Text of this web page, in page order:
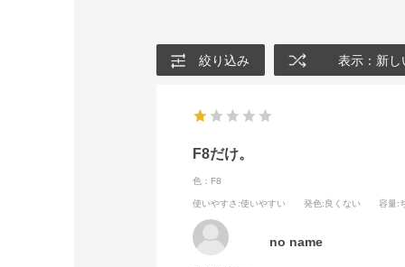
絞り込み 表示：新し
F8だけ。
色：F8
使いやすさ :使いやすい 発色:良くない 容量:
no name